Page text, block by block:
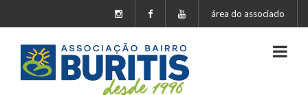
área do associado